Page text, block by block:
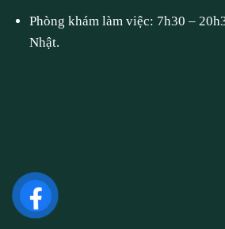
Phòng khám làm việc: 7h30 –
Nhật.